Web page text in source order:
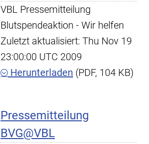
VBL Pressemitteilung
Blutspendeaktion - Wir helfen
Zuletzt aktualisiert: Thu Nov 19
23:00:00 UTC 2009
Herunterladen (PDF, 104 KB)
Pressemitteilung
BVG@VBL